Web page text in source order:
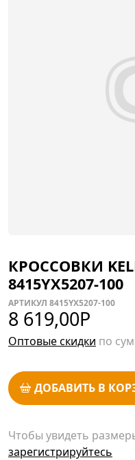
КРОССОВКИ
8415YX5207-100
АРТИКУЛ 8415YX5207-100
8 619,00Р
Оптовые скидки по
ДОБАВИТЬ В
Чтобы увидеть
зарегистрируйтесь